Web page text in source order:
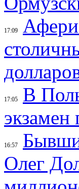
17:09
17:05
В
экзамен
16:57
Олег